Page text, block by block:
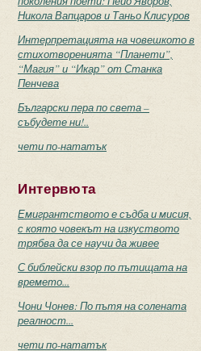
Никола Вапцаров и Таньо Клисуров
Интерпретацията на човешкото в
стихотворенията “Планети”,
“Магия” и “Икар” от Станка
Пенчева
Български пера по света –
събудете ни!..
чети по-нататък
Интервюта
Емигрантството е съдба и мисия,
с която човекът на изкуството
трябва да се научи да живее
С библейски взор по пътищата на
времето...
Чони Чонев: По пътя на солената
реалност...
чети по-нататък